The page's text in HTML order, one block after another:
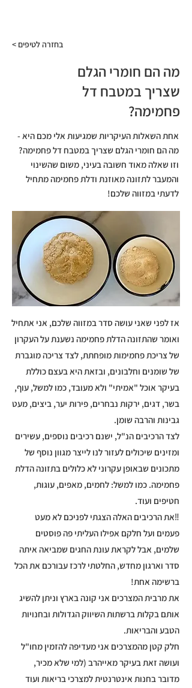
< בחזרה לטיפים
מה הם חומרי הגלם
שצריך במטבח דל
פחמימה?
אחת השאלות העיקריות שמגיעות אלי מכם היא -
מה הם חומרי הגלם שצריך במטבח דל פחמימה?
וזו שאלה מאוד חשובה בעיני, משום שהשינוי
והמעבר לתזונה מאוזנת ודלת פחמימה מתחיל
לדעתי במזווה שלכם!
אז לפני שאני עושה סדר במזווה שלכם, אני אתחיל
ואומר שהתזונה הדלת פחמימה נשענת על העקרון
של צריכת פחמימות מופחתת, לצד צריכה מוגברת
של שומנים וחלבונים, ובזאת היא בעצם כוללת
בעיקר אוכל "אמיתי" ולא מעובד, כמו למשל, עוף,
בשר, דגים, ירקות נבחרים, פירות יער, ביצים, מעט
גבינות והרבה שומן.
לצד הרכיבים הנ"ל, ישנם רכיבים נוספים, עשירים
ומזינים שיכולים לעזור לנו לייצר מגוון נוסף של
מתכונים שבאופן עקרוני לא כלולים בתזונה הדלת
פחמימה. כמו למשל: לחמים, מאפים, עוגות,
חטיפים ועוד.
‼️את הרכיבים האלה הצגתי לפניכם לא מעט
פעמים ועל חלקם אפילו העליתי פה פוסטים
שלמים, אבל לקראת עונת החגים שמביאה איתה
סדר וארגון מחדש, החלטתי לרכז עבורכם את הכל
ברשימה אחת!
את מרבית המצרכים אני קונה בארץ וניתן להשיג
אותם בקלות ברשתות השיווק הגדולות ובחנויות
הטבע והבריאות.
חלק קטן מהמצרכים אני מעדיפה להזמין מחו"ל
ועושה זאת בעיקר מאייהרב (למי שלא מכיר,
מדובר בחנות אינטרנטית למצרכי בריאות ועוד